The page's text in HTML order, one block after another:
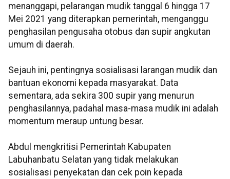
menanggapi, pelarangan mudik tanggal 6 hingga 17
Mei 2021 yang diterapkan pemerintah, menganggu
penghasilan pengusaha otobus dan supir angkutan
umum di daerah.
Sejauh ini, pentingnya sosialisasi larangan mudik dan
bantuan ekonomi kepada masyarakat. Data
sementara, ada sekira 300 supir yang menurun
penghasilannya, padahal masa-masa mudik ini adalah
momentum meraup untung besar.
Abdul mengkritisi Pemerintah Kabupaten
Labuhanbatu Selatan yang tidak melakukan
sosialisasi penyekatan dan cek poin kepada